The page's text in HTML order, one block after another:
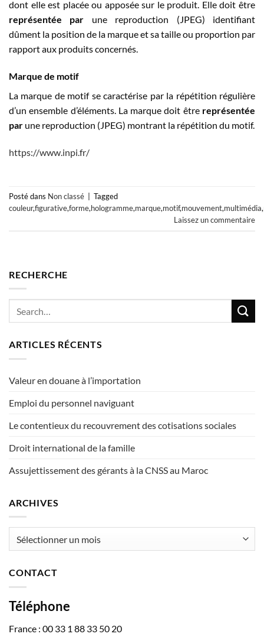
dont elle est placée ou apposée sur le produit. Elle doit être
représentée par une reproduction (JPEG) identifiant
dûment la position de la marque et sa taille ou proportion par
rapport aux produits concernés.
Marque de motif
La marque de motif se caractérise par la répétition régulière
d’un ensemble d’éléments. La marque doit être représentée
par une reproduction (JPEG) montrant la répétition du motif.
https://www.inpi.fr/
Posté dans Non classé
Tagged
couleur,figurative,forme,hologramme,marque,motif,mouvement,multimédia,
Laissez un commentaire
RECHERCHE
ARTICLES RÉCENTS
Valeur en douane à l’importation
Emploi du personnel naviguant
Le contentieux du recouvrement des cotisations sociales
Droit international de la famille
Assujettissement des gérants à la CNSS au Maroc
ARCHIVES
CONTACT
Téléphone
France : 00 33 1 88 33 50 20